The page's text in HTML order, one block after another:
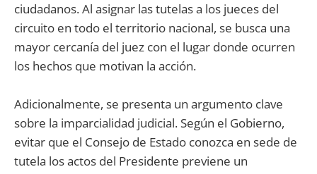
ciudadanos. Al asignar las tutelas a los jueces del
circuito en todo el territorio nacional, se busca una
mayor cercanía del juez con el lugar donde ocurren
los hechos que motivan la acción.
Adicionalmente, se presenta un argumento clave
sobre la imparcialidad judicial. Según el Gobierno,
evitar que el Consejo de Estado conozca en sede de
tutela los actos del Presidente previene un